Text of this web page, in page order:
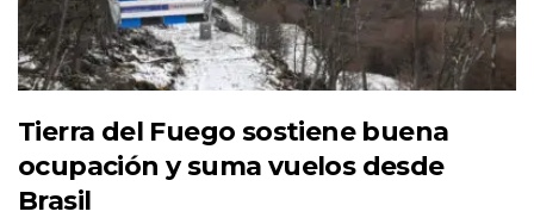
Tierra del Fuego sostiene buena
ocupación y suma vuelos desde
Brasil